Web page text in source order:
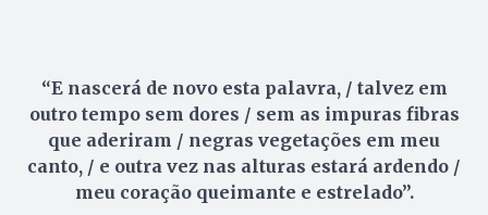
“E nascerá de novo esta palavra, / talvez em
outro tempo sem dores / sem as impuras fibras
que aderiram / negras vegetações em meu
canto, / e outra vez nas alturas estará ardendo /
meu coração queimante e estrelado”.